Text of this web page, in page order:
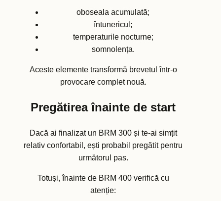
oboseala acumulată;
întunericul;
temperaturile nocturne;
somnolența.
Aceste elemente transformă brevetul într-o
provocare complet nouă.
Pregătirea înainte de start
Dacă ai finalizat un BRM 300 și te-ai simțit
relativ confortabil, ești probabil pregătit pentru
următorul pas.
Totuși, înainte de BRM 400 verifică cu
atenție: